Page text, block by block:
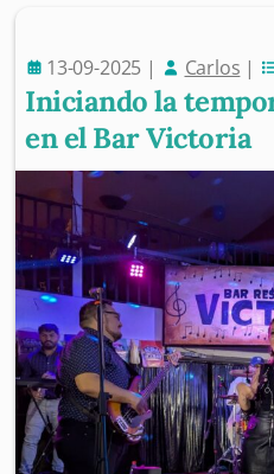
13-09-2025 | Carlos |
Iniciando la
en el Bar Victoria